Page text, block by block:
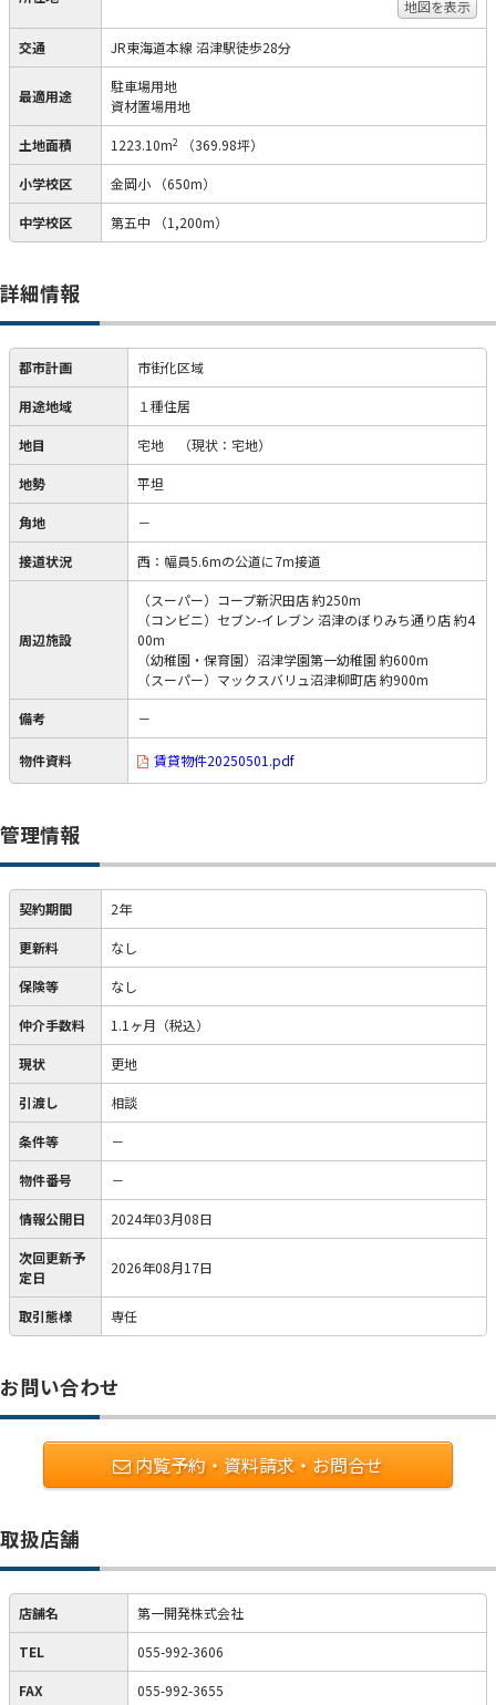
地図を表示
交通 JR東海道本線 沼津駅徒歩28分
最適用途
駐車場用地
資材置場用地
土地面積 1223.10m2 （369.98坪）
小学校区 金岡小 （650m）
中学校区 第五中 （1,200m）
詳細情報
都市計画 市街化区域
用途地域 １種住居
地目 宅地 （現状：宅地）
地勢 平坦
角地 －
接道状況 西：幅員5.6mの公道に7m接道
周辺施設
（スーパー）コープ新沢田店 約250m
（コンビニ）セブン-イレブン 沼津のぼりみち通り店 約4
00m
（幼稚園・保育園）沼津学園第一幼稚園 約600m
（スーパー）マックスバリュ沼津柳町店 約900m
備考 －
物件資料 賃貸物件20250501.pdf
管理情報
契約期間 2年
更新料 なし
保険等 なし
仲介手数料 1.1ヶ月（税込）
現状 更地
引渡し 相談
条件等 －
物件番号 －
情報公開日 2024年03月08日
次回更新予
定日
2026年08月17日
取引態様 専任
お問い合わせ
内覧予約・資料請求・お問合せ
取扱店舗
店舗名 第一開発株式会社
TEL 055-992-3606
FAX 055-992-3655